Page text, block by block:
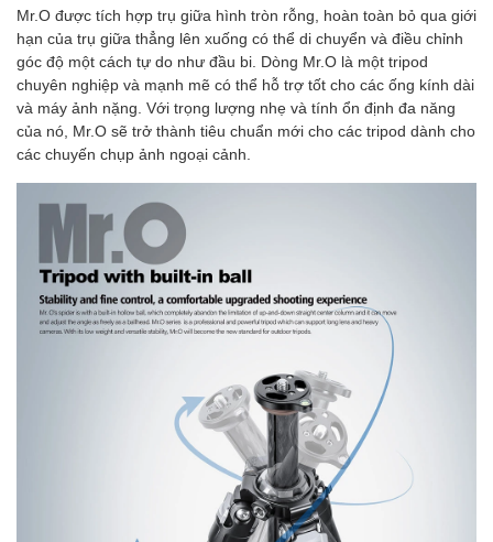
Mr.O được tích hợp trụ giữa hình tròn rỗng, hoàn toàn bỏ qua giới
hạn của trụ giữa thẳng lên xuống có thể di chuyển và điều chỉnh
góc độ một cách tự do như đầu bi. Dòng Mr.O là một tripod
chuyên nghiệp và mạnh mẽ có thể hỗ trợ tốt cho các ống kính dài
và máy ảnh nặng. Với trọng lượng nhẹ và tính ổn định đa năng
của nó, Mr.O sẽ trở thành tiêu chuẩn mới cho các tripod dành cho
các chuyến chụp ảnh ngoại cảnh.